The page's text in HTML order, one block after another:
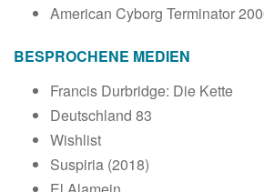
American Cyborg Terminator
BESPROCHENE MEDIEN
Francis Durbridge: Die Kette
Deutschland 83
Wishlist
Suspiria (2018)